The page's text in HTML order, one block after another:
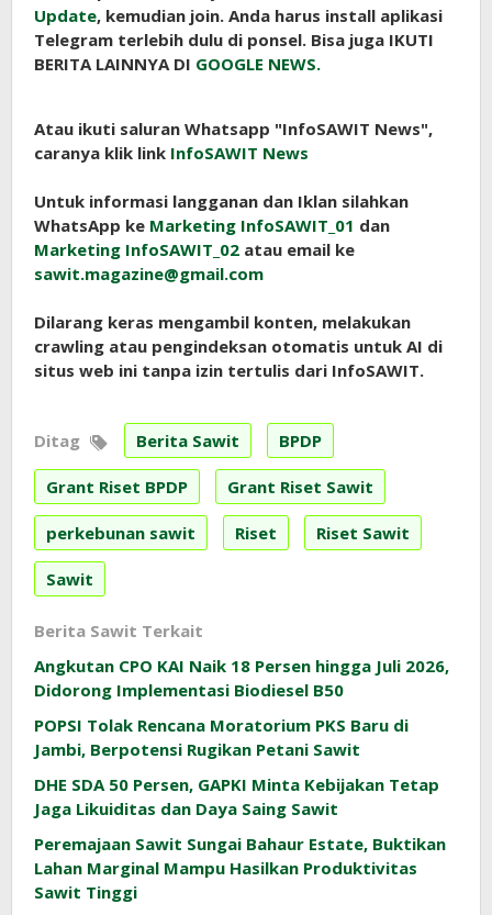
Update, kemudian join. Anda harus install aplikasi
Telegram terlebih dulu di ponsel. Bisa juga IKUTI
BERITA LAINNYA DI GOOGLE NEWS.
Atau ikuti saluran Whatsapp "InfoSAWIT News",
caranya klik link InfoSAWIT News
Untuk informasi langganan dan Iklan silahkan
WhatsApp ke Marketing InfoSAWIT_01 dan
Marketing InfoSAWIT_02 atau email ke
sawit.magazine@gmail.com
Dilarang keras mengambil konten, melakukan
crawling atau pengindeksan otomatis untuk AI di
situs web ini tanpa izin tertulis dari InfoSAWIT.
Ditag Berita Sawit BPDP
Grant Riset BPDP Grant Riset Sawit
perkebunan sawit Riset Riset Sawit
Sawit
Berita Sawit Terkait
Angkutan CPO KAI Naik 18 Persen hingga Juli 2026,
Didorong Implementasi Biodiesel B50
POPSI Tolak Rencana Moratorium PKS Baru di
Jambi, Berpotensi Rugikan Petani Sawit
DHE SDA 50 Persen, GAPKI Minta Kebijakan Tetap
Jaga Likuiditas dan Daya Saing Sawit
Peremajaan Sawit Sungai Bahaur Estate, Buktikan
Lahan Marginal Mampu Hasilkan Produktivitas
Sawit Tinggi